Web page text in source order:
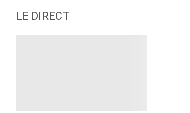
LE DIRECT